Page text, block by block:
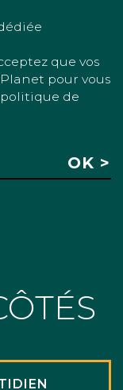
que vos
pour vous
de